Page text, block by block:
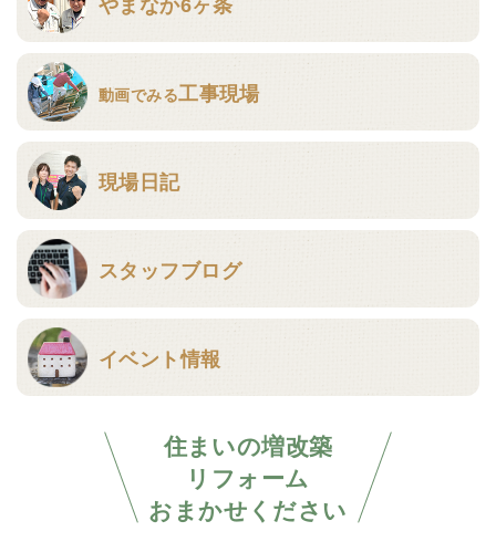
動画でみる工事現場
現場日記
スタッフブログ
イベント情報
住まいの増改築
リフォーム
おまかせください